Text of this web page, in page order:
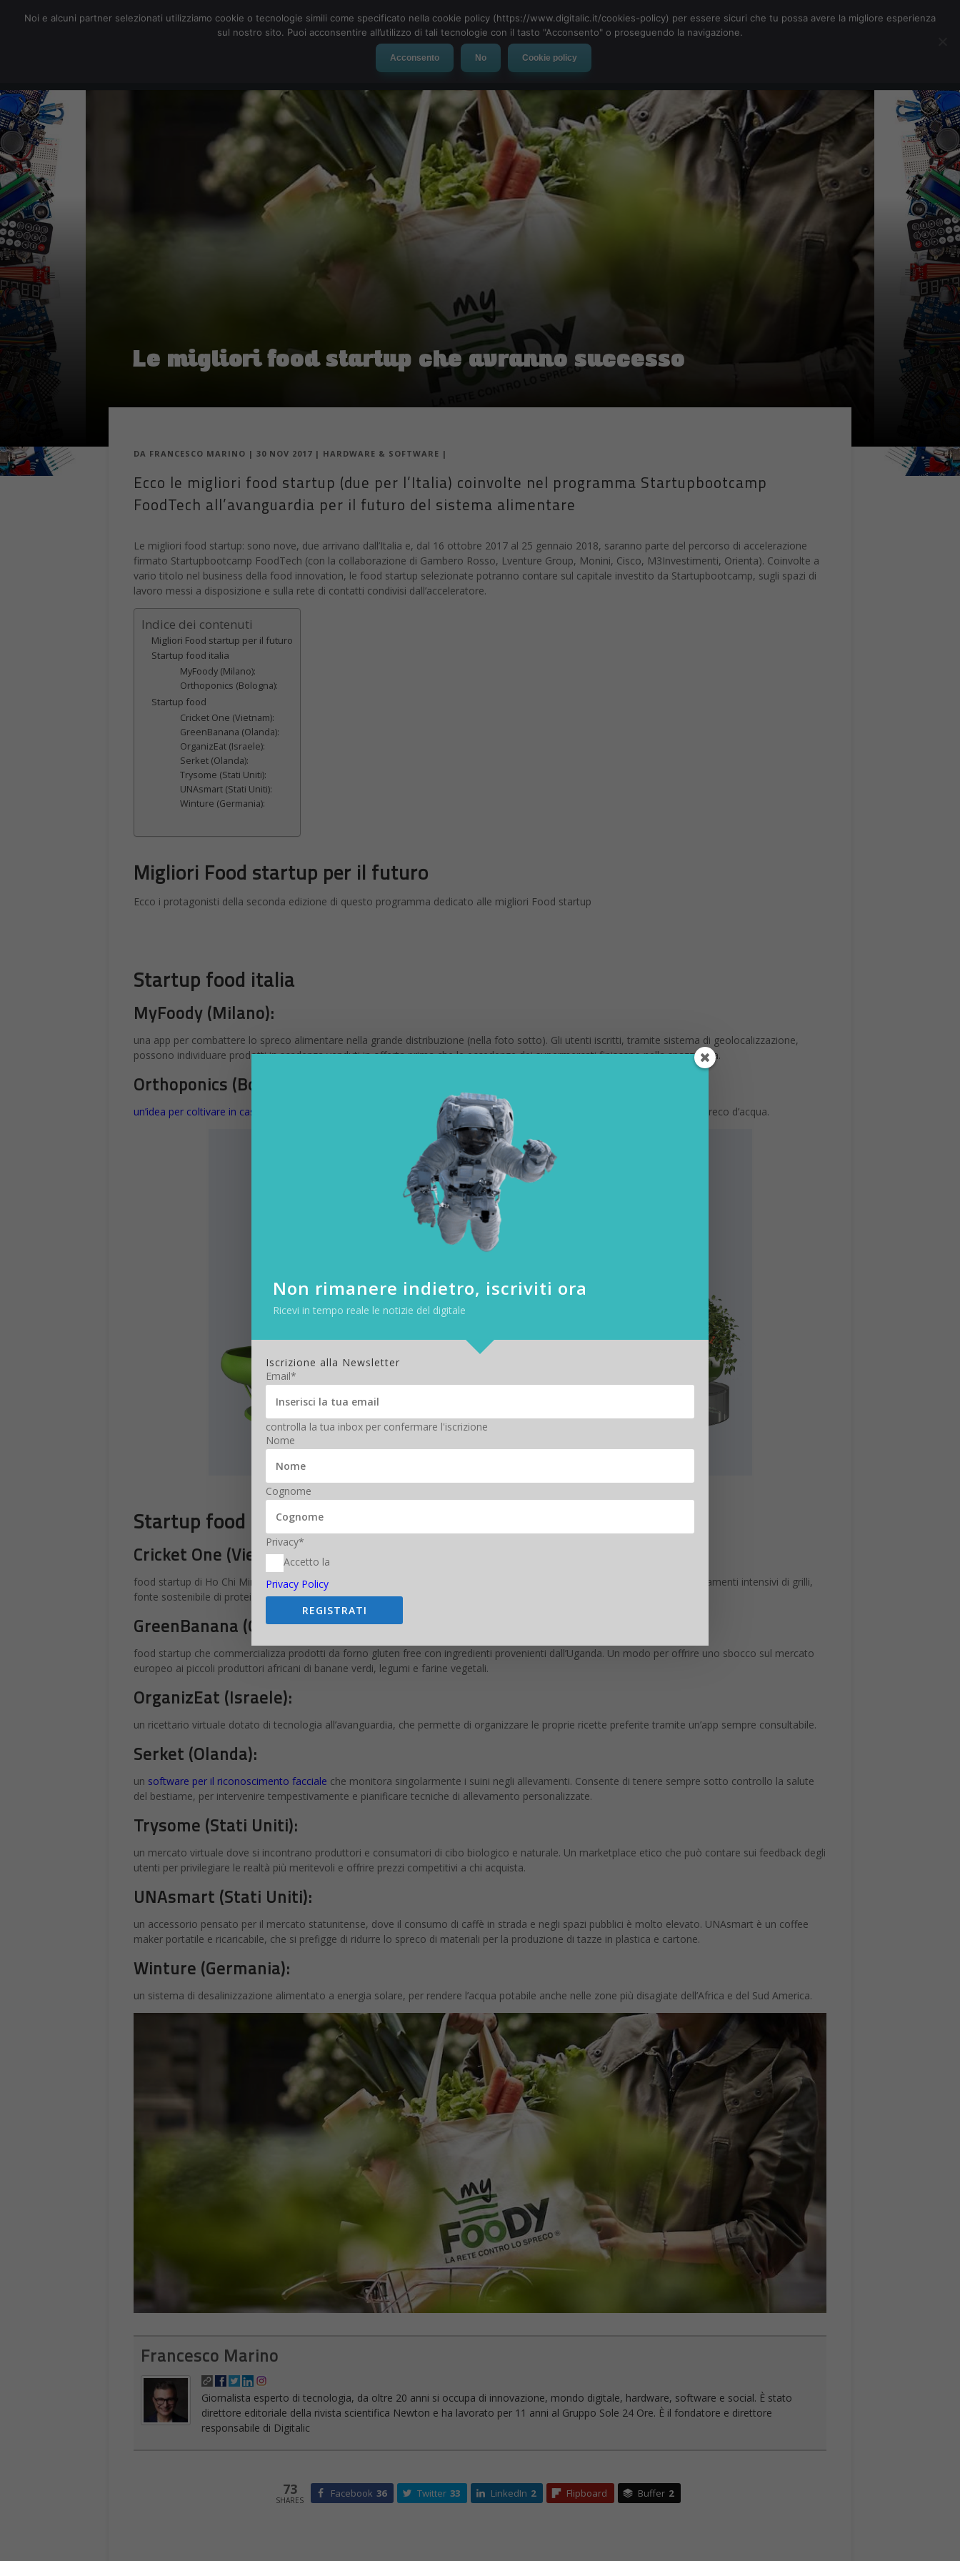
Social Network App Automotive Tech-News
Le migliori food startup che avranno successo
DA FRANCESCO MARINO | 30 NOV 2017 | HARDWARE & SOFTWARE |
Ecco le migliori food startup (due per l’Italia) coinvolte nel programma Startupbootcamp
FoodTech all’avanguardia per il futuro del sistema alimentare
Le migliori food startup: sono nove, due arrivano dall’Italia e, dal 16 ottobre 2017 al 25 gennaio 2018, saranno parte del percorso di accelerazione
firmato Startupbootcamp FoodTech (con la collaborazione di Gambero Rosso, Lventure Group, Monini, Cisco, M3Investimenti, Orienta). Coinvolte a
vario titolo nel business della food innovation, le food startup selezionate potranno contare sul capitale investito da Startupbootcamp, sugli spazi di
lavoro messi a disposizione e sulla rete di contatti condivisi dall’acceleratore.
Indice dei contenuti
Migliori Food startup per il futuro
Startup food italia
MyFoody (Milano):
Orthoponics (Bologna):
Startup food
Cricket One (Vietnam):
GreenBanana (Olanda):
OrganizEat (Israele):
Serket (Olanda):
Trysome (Stati Uniti):
UNAsmart (Stati Uniti):
Winture (Germania):
Migliori Food startup per il futuro
Ecco i protagonisti della seconda edizione di questo programma dedicato alle migliori Food startup
Startup food italia
MyFoody (Milano):
una app per combattere lo spreco alimentare nella grande distribuzione (nella foto sotto). Gli utenti iscritti, tramite sistema di geolocalizzazione,
possono individuare prodotti in scadenza venduti in offerta prima che le eccedenze dei supermercati finiscano nella spazzatura.
Orthoponics (Bologna):
un’idea per coltivare in casa il proprio orto , tramite pareti verticali e tecnologia dell’acquaponica, che permette di ridurre lo spreco d’acqua.
Startup food
Cricket One (Vietnam):
food startup di Ho Chi Minh che ha perfezionato un sistema a basso impatto ambientale per favorire la diffusione degli allevamenti intensivi di grilli,
fonte sostenibile di proteine animali.
GreenBanana (Olanda):
food startup che commercializza prodotti da forno gluten free con ingredienti provenienti dall’Uganda. Un modo per offrire uno sbocco sul mercato
europeo ai piccoli produttori africani di banane verdi, legumi e farine vegetali.
OrganizEat (Israele):
un ricettario virtuale dotato di tecnologia all’avanguardia, che permette di organizzare le proprie ricette preferite tramite un’app sempre consultabile.
Serket (Olanda):
un software per il riconoscimento facciale che monitora singolarmente i suini negli allevamenti. Consente di tenere sempre sotto controllo la salute
del bestiame, per intervenire tempestivamente e pianificare tecniche di allevamento personalizzate.
Trysome (Stati Uniti):
un mercato virtuale dove si incontrano produttori e consumatori di cibo biologico e naturale. Un marketplace etico che può contare sui feedback degli
utenti per privilegiare le realtà più meritevoli e offrire prezzi competitivi a chi acquista.
UNAsmart (Stati Uniti):
un accessorio pensato per il mercato statunitense, dove il consumo di caffè in strada e negli spazi pubblici è molto elevato. UNAsmart è un coffee
maker portatile e ricaricabile, che si prefigge di ridurre lo spreco di materiali per la produzione di tazze in plastica e cartone.
Winture (Germania):
un sistema di desalinizzazione alimentato a energia solare, per rendere l’acqua potabile anche nelle zone più disagiate dell’Africa e del Sud America.
Francesco Marino
Giornalista esperto di tecnologia, da oltre 20 anni si occupa di innovazione, mondo digitale, hardware, software e social. È stato
direttore editoriale della rivista scientifica Newton e ha lavorato per 11 anni al Gruppo Sole 24 Ore. È il fondatore e direttore
responsabile di Digitalic
73
SHARES
Facebook 36 Twitter 33 LinkedIn 2 Flipboard Buffer 2
Non rimanere indietro, iscriviti ora
Ricevi in tempo reale le notizie del digitale
Iscrizione alla Newsletter
Email*
controlla la tua inbox per confermare l'iscrizione
Nome
Cognome
Privacy*
Accetto la
Privacy Policy
REGISTRATI
Noi e alcuni partner selezionati utilizziamo cookie o tecnologie simili come specificato nella cookie policy (https://www.digitalic.it/cookies-policy) per essere sicuri che tu possa avere la migliore esperienza
sul nostro sito. Puoi acconsentire all’utilizzo di tali tecnologie con il tasto "Acconsento" o proseguendo la navigazione.
Acconsento No Cookie policy